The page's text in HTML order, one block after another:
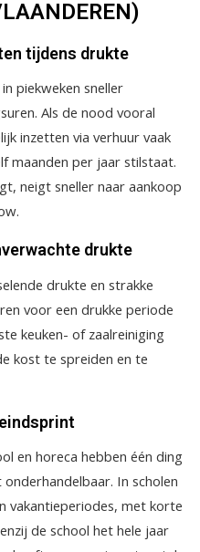
tijdens drukte
piekweken sneller
Als de nood vooral
inzetten via verhuur vaak
maanden per jaar stilstaat.
neigt sneller naar aankoop
drukte
drukte en strakke
voor een drukke periode
keuken- of zaalreiniging
kost te spreiden en te
en horeca hebben één ding
In scholen
vakantieperiodes, met korte
de school het hele jaar